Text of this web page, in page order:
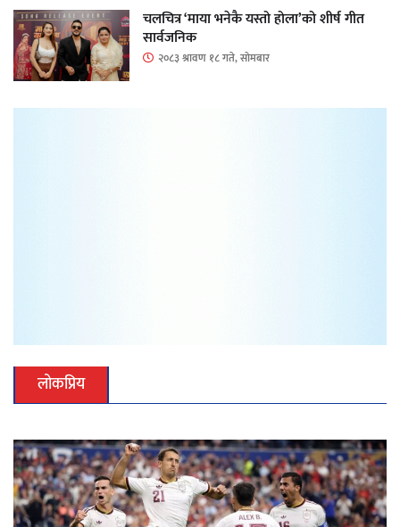
चलचित्र ‘माया भनेकै यस्तो होला’को शीर्ष गीत
सार्वजनिक
२०८३ श्रावण १८ गते, सोमबार
लोकप्रिय